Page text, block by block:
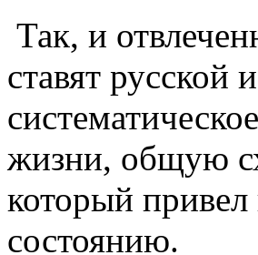
Так, и
ставят русской
жизни, общую
который
состоянию.